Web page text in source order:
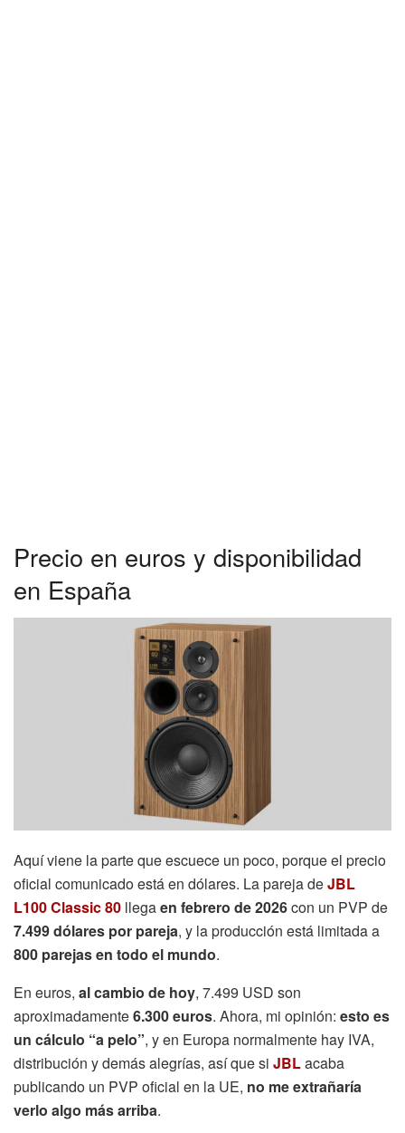
Precio en euros y disponibilidad
en España
Aquí viene la parte que escuece un poco, porque el precio
oficial comunicado está en dólares. La pareja deJBL
L100 Classic 80 llegaen febrero de 2026con un PVP de
7.499 dólares por pareja, y la producción está limitada a
800 parejas en todo el mundo.
En euros, al cambio de hoy, 7.499 USD son
aproximadamente6.300 euros. Ahora, mi opinión: esto es
un cálculo “a pelo”, y en Europa normalmente hay IVA,
distribución y demás alegrías, así que si JBLacaba
publicando un PVP oficial en la UE, no me extrañaría
verlo algo más arriba.